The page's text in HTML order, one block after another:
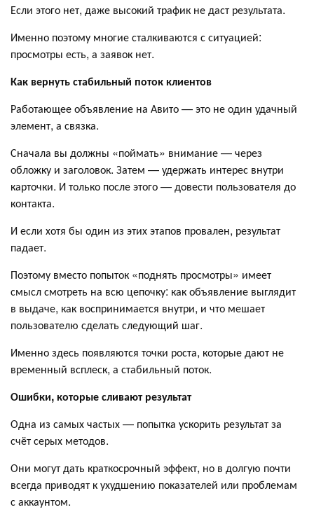
Если этого нет, даже высокий трафик не даст результата.
Именно поэтому многие сталкиваются с ситуацией:
просмотры есть, а заявок нет.
Как вернуть стабильный поток клиентов
Работающее объявление на Авито — это не один удачный
элемент, а связка.
Сначала вы должны «поймать» внимание — через
обложку и заголовок. Затем — удержать интерес внутри
карточки. И только после этого — довести пользователя до
контакта.
И если хотя бы один из этих этапов провален, результат
падает.
Поэтому вместо попыток «поднять просмотры» имеет
смысл смотреть на всю цепочку: как объявление выглядит
в выдаче, как воспринимается внутри, и что мешает
пользователю сделать следующий шаг.
Именно здесь появляются точки роста, которые дают не
временный всплеск, а стабильный поток.
Ошибки, которые сливают результат
Одна из самых частых — попытка ускорить результат за
счёт серых методов.
Они могут дать краткосрочный эффект, но в долгую почти
всегда приводят к ухудшению показателей или проблемам
с аккаунтом.